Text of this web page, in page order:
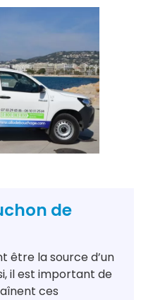
de
être la source d’un
il est important de
ces